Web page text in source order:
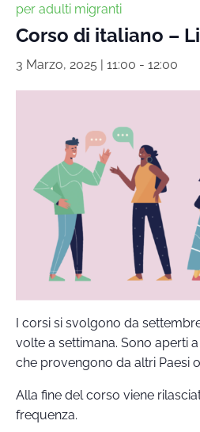
per adulti migranti
Corso di italiano –
3 Marzo, 2025 | 11:00 - 12:00
I corsi si svolgono da
volte a settimana. Sono aperti
che provengono da altri Paesi
Alla fine del corso viene
frequenza.